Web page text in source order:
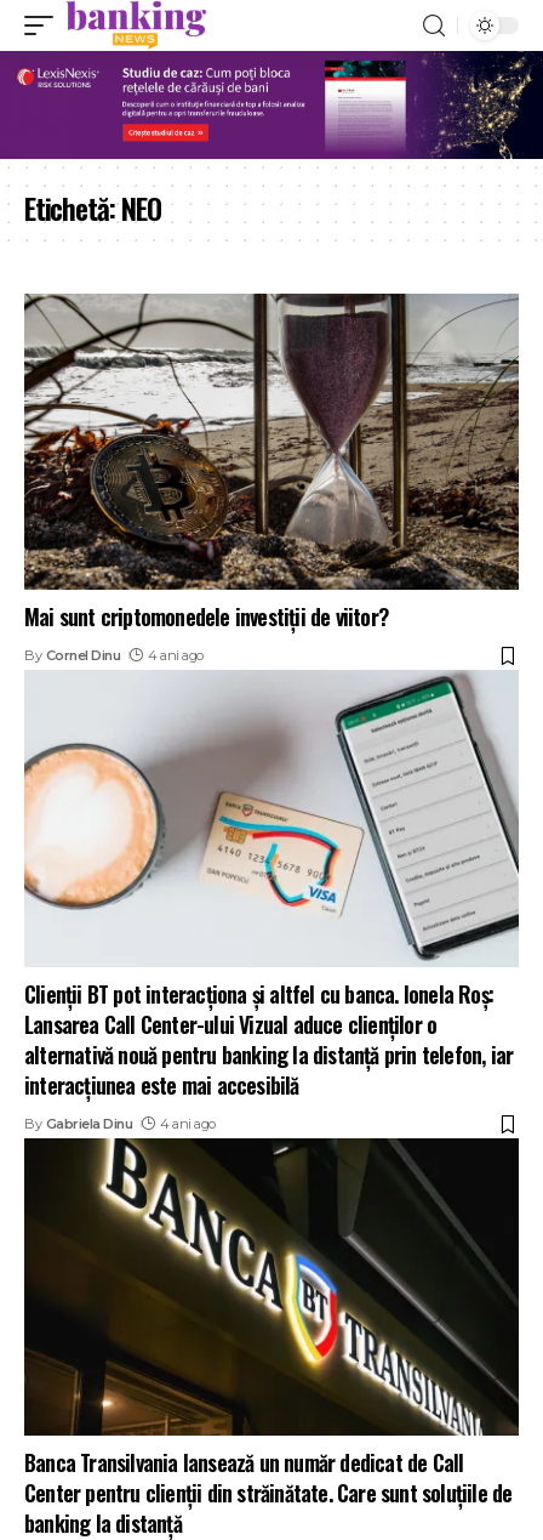
Etichetă:NEO
Mai sunt criptomonedele investiții de viitor?
By Cornel Dinu 4 ani ago
Clienții BT pot interacționa și altfel cu banca. Ionela Roș:
Lansarea Call Center-ului Vizual aduce clienților o
alternativă nouă pentru banking la distanță prin telefon, iar
interacțiunea este mai accesibilă
By Gabriela Dinu 4 ani ago
Banca Transilvania lansează un număr dedicat de Call
Center pentru clienţii din străinătate. Care sunt soluţiile de
banking la distanţă